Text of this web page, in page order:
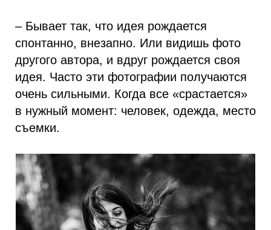
– Бывает так, что идея рождается
спонтанно, внезапно. Или видишь фото
другого автора, и вдруг рождается своя
идея. Часто эти фотографии получаются
очень сильными. Когда все «срастается»
в нужный момент: человек, одежда, место
съемки.